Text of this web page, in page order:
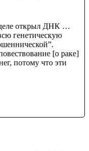
открыл ДНК …
генетическую
[о раке]
потому что эти